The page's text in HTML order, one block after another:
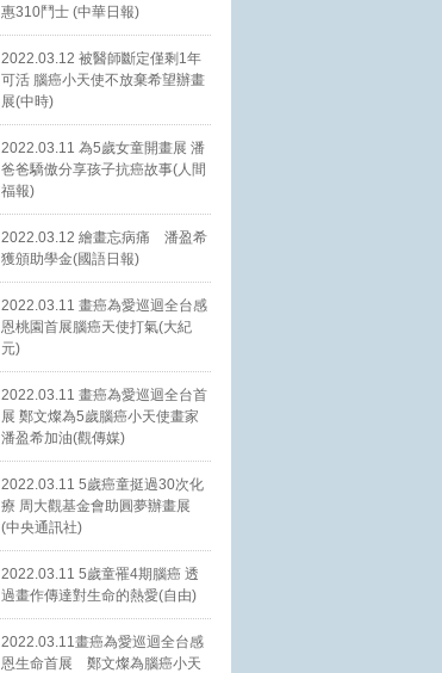
惠310鬥士 (中華日報)
2022.03.12 被醫師斷定僅剩1年
可活 腦癌小天使不放棄希望辦畫
展(中時)
2022.03.11 為5歲女童開畫展 潘
爸爸驕傲分享孩子抗癌故事(人間
福報)
2022.03.12 繪畫忘病痛 潘盈希
獲頒助學金(國語日報)
2022.03.11 畫癌為愛巡迴全台感
恩桃園首展腦癌天使打氣(大紀
元)
2022.03.11 畫癌為愛巡迴全台首
展 鄭文燦為5歲腦癌小天使畫家
潘盈希加油(觀傳媒)
2022.03.11 5歲癌童挺過30次化
療 周大觀基金會助圓夢辦畫展
(中央通訊社)
2022.03.11 5歲童罹4期腦癌 透
過畫作傳達對生命的熱愛(自由)
2022.03.11畫癌為愛巡迴全台感
恩生命首展 鄭文燦為腦癌小天